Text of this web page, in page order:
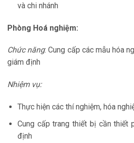
và chi nhánh
Phòng Hoá nghiệm:
Chức năng: Cung cấp các mẫu hóa
giám định
Nhiệm vụ:
Thực hiện các thí nghiệm, hóa
Cung cấp trang thiết bị cần thiết
định